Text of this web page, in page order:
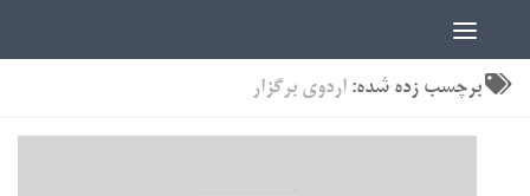
برچسب زده شده:اردوی برگزار